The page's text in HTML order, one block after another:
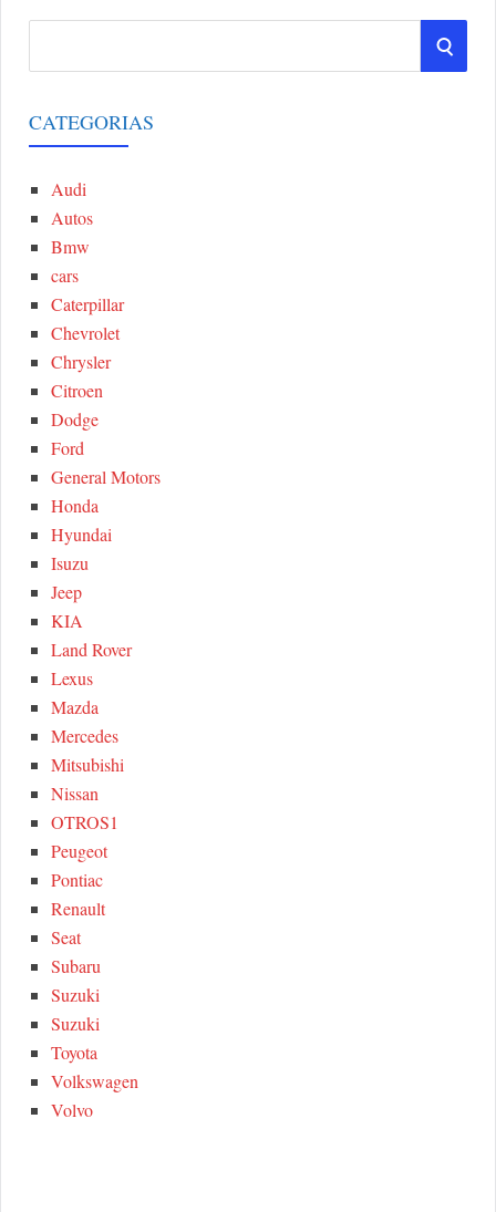
r
c
S
CATEGORIAS
Audi
Autos
Bmw
cars
Caterpillar
Chevrolet
Chrysler
Citroen
Dodge
Ford
General Motors
Honda
Hyundai
Isuzu
Jeep
KIA
Land Rover
Lexus
Mazda
Mercedes
Mitsubishi
Nissan
OTROS1
Peugeot
Pontiac
Renault
Seat
Subaru
Suzuki
Suzuki
Toyota
Volkswagen
Volvo